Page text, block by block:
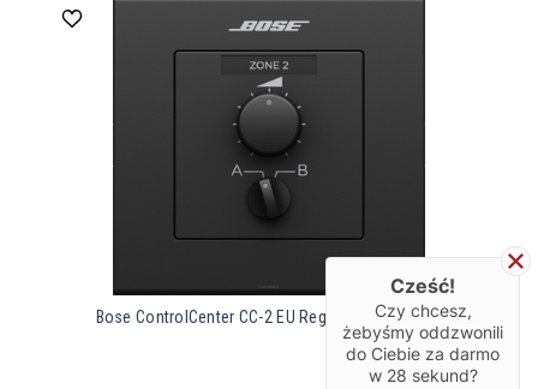
Bose ControlCenter CC-2 EU Regulator głośności
Cześć!
Czy chcesz,
żebyśmy oddzwonili
do Ciebie za darmo
w 28 sekund?